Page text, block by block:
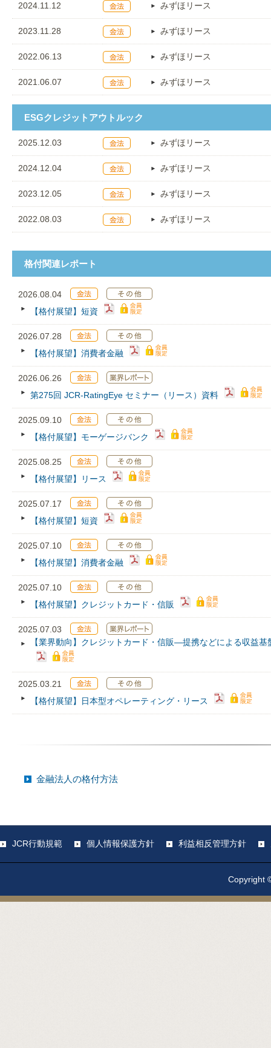
2024.11.12 みずほリース
2023.11.28 みずほリース
2022.06.13 みずほリース
2021.06.07 みずほリース
ESGクレジットアウトルック
2025.12.03 みずほリース
2024.12.04 みずほリース
2023.12.05 みずほリース
2022.08.03 みずほリース
格付関連レポート
2026.08.04
【格付展望】短資
2026.07.28
【格付展望】消費者金融
2026.06.26
第275回 JCR‐RatingEye セミナー（リース）資料
2025.09.10
【格付展望】モーゲージバンク
2025.08.25
【格付展望】リース
2025.07.17
【格付展望】短資
2025.07.10
【格付展望】消費者金融
2025.07.10
【格付展望】クレジットカード・信販
2025.07.03
【業界動向】クレジットカード・信販―提携などによる収益
2025.03.21
【格付展望】日本型オペレーティング・リース
金融法人の格付方法
JCR行動規範 個人情報保護方針 利益相反管理方針
Copyright